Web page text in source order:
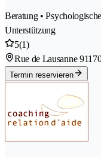
Beratung •
Unterstützung
5(1)
Rue de Lausanne 91
Termin reservieren